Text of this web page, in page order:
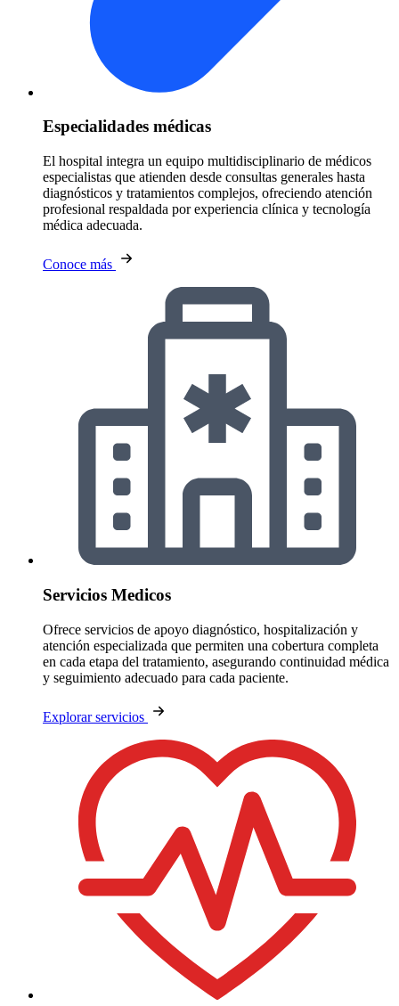
Especialidades médicas
El hospital integra un equipo multidisciplinario de médicos
especialistas que atienden desde consultas generales hasta
diagnósticos y tratamientos complejos, ofreciendo atención
profesional respaldada por experiencia clínica y tecnología
médica adecuada.
Conoce más
Servicios Medicos
Ofrece servicios de apoyo diagnóstico, hospitalización y
atención especializada que permiten una cobertura completa
en cada etapa del tratamiento, asegurando continuidad médica
y seguimiento adecuado para cada paciente.
Explorar servicios